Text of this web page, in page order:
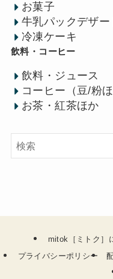
お菓子
牛乳パックデザー
冷凍ケーキ
飲料・コーヒー
飲料・ジュース
コーヒー（豆/粉ほ
お茶・紅茶ほか
mitok［ミトク］
プライバシーポリシー